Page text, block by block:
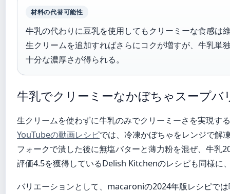
材料の代替可能性
牛乳の代わりに豆乳を使用してもクリーミーな食感は
生クリームを追加すればさらにコクが増すが、牛乳単
十分な濃厚さが得られる。
牛乳でクリーミーなかぼちゃスープバ
生クリームを使わずに牛乳のみでクリーミーさを実現す
YouTubeの動画レシピでは、冷凍かぼちゃをレンジで解
フォークで潰した後に無塩バターと薄力粉を混ぜ、牛乳
評価4.5を獲得しているDelish Kitchenのレシピも同様に
バリエーションとして、macaroniの2024年版レシピで